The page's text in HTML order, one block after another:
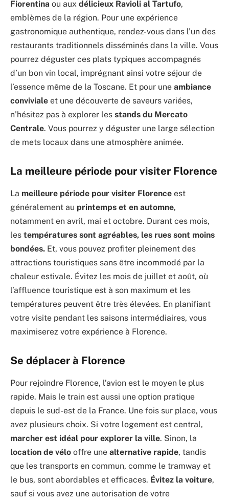
Fiorentina ou aux délicieux Ravioli al Tartufo,
emblèmes de la région. Pour une expérience
gastronomique authentique, rendez-vous dans l’un des
restaurants traditionnels disséminés dans la ville. Vous
pourrez déguster ces plats typiques accompagnés
d’un bon vin local, imprégnant ainsi votre séjour de
l’essence même de la Toscane. Et pour une ambiance
conviviale et une découverte de saveurs variées,
n’hésitez pas à explorer les stands du Mercato
Centrale. Vous pourrez y déguster une large sélection
de mets locaux dans une atmosphère animée.
La meilleure période pour visiter Florence
La meilleure période pour visiter Florence est
généralement au printemps et en automne,
notamment en avril, mai et octobre. Durant ces mois,
les températures sont agréables, les rues sont moins
bondées. Et, vous pouvez profiter pleinement des
attractions touristiques sans être incommodé par la
chaleur estivale. Évitez les mois de juillet et août, où
l’affluence touristique est à son maximum et les
températures peuvent être très élevées. En planifiant
votre visite pendant les saisons intermédiaires, vous
maximiserez votre expérience à Florence.
Se déplacer à Florence
Pour rejoindre Florence, l’avion est le moyen le plus
rapide. Mais le train est aussi une option pratique
depuis le sud-est de la France. Une fois sur place, vous
avez plusieurs choix. Si votre logement est central,
marcher est idéal pour explorer la ville. Sinon, la
location de vélo offre une alternative rapide, tandis
que les transports en commun, comme le tramway et
le bus, sont abordables et efficaces. Évitez la voiture,
sauf si vous avez une autorisation de votre